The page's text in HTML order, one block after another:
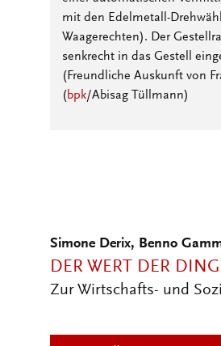
mit den Edelmetall-
Waagerechten). Der
senkrecht in das Gestell
(Freundliche Auskunft von
(bpk/Abisag Tüllmann)
Simone Derix, Benno
DER WERT DER
Zur Wirtschafts- und